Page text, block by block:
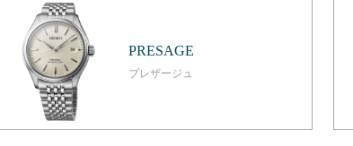
PRESAGE
プレザージュ